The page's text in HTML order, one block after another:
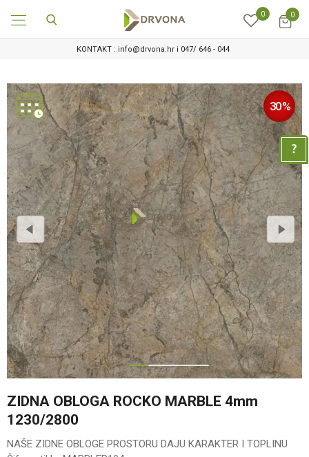
0 0
KONTAKT : info@drvona.hr i 047/ 646 - 044
1 2 3
30%
ZIDNA OBLOGA ROCKO MARBLE 4mm
1230/2800
NAŠE ZIDNE OBLOGE PROSTORU DAJU KARAKTER I TOPLINU